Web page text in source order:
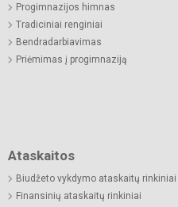
Progimnazijos himnas
Tradiciniai renginiai
Bendradarbiavimas
Priėmimas į progimnaziją
Ataskaitos
Biudžeto vykdymo ataskaitų rinkiniai
Finansinių ataskaitų rinkiniai